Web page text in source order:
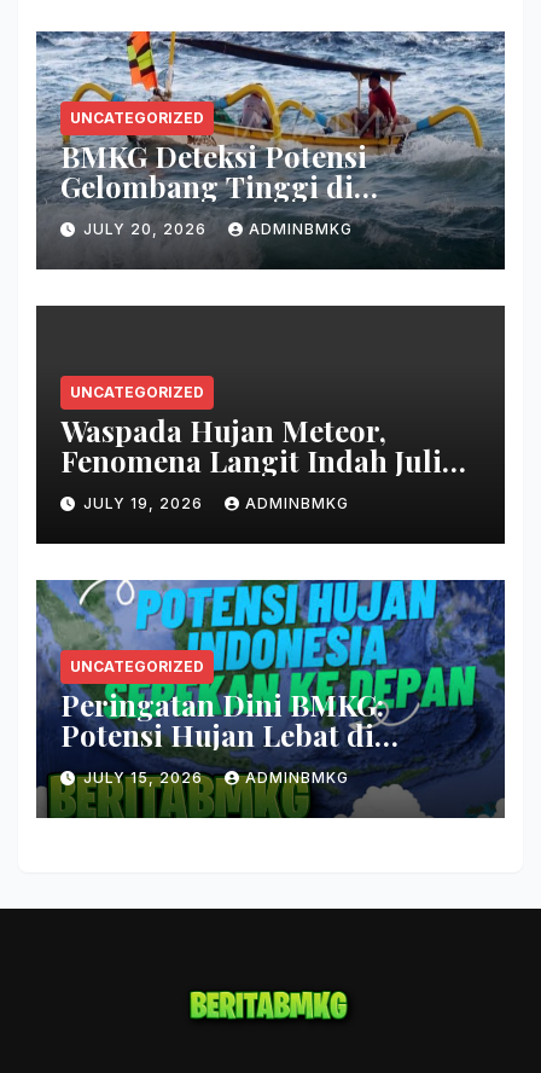
UNCATEGORIZED
BMKG Deteksi Potensi
Gelombang Tinggi di
Persenjataan
JULY 20, 2026 ADMINBMKG
UNCATEGORIZED
Waspada Hujan Meteor,
Fenomena Langit Indah Juli
2026
JULY 19, 2026 ADMINBMKG
UNCATEGORIZED
Peringatan Dini BMKG:
Potensi Hujan Lebat di
Beberapa Wilayah Indonesia
JULY 15, 2026 ADMINBMKG